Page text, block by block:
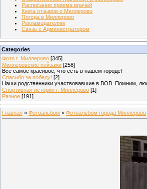
Расписание приема врачей
Книга отзывов о Миллерово
Погода в Миллерово
Рекламодателям
Связь с Администратором
Categories
Фото г. Миллерово [345]
Миллеровские пейзажи [258]
Все самое красивое, что есть в нашем городе!
Спасибо за победу! [2]
Наши родственники участвовавшие в ВОВ. Помним,
Спортивная история г. Миллерово [1]
Разное [191]
Главная » Фотоальбом » Фотоальбом города Миллерово